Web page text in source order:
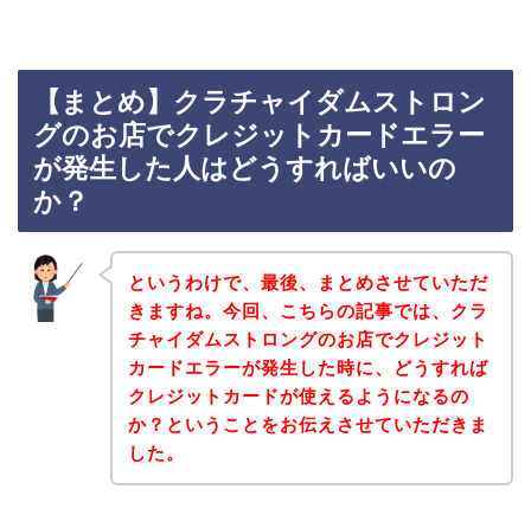
【まとめ】クラチャイダムストロン
グのお店でクレジットカードエラー
が発生した人はどうすればいいの
か？
というわけで、最後、まとめさせていただ
きますね。今回、こちらの記事では、クラ
チャイダムストロングのお店でクレジット
カードエラーが発生した時に、どうすれば
クレジットカードが使えるようになるの
か？ということをお伝えさせていただきま
した。